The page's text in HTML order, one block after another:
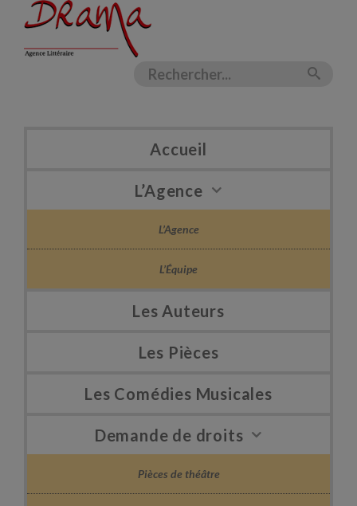
Accueil
L’Agence
L’Agence
L’Équipe
Les Auteurs
Les Pièces
Les Comédies Musicales
Demande de droits
Pièces de théâtre